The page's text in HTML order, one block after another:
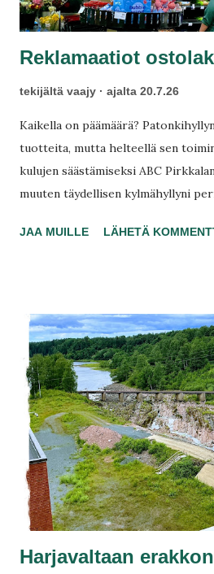
Reklamaatiot
tekijältä vaajy ajalta 20.7.26
Kaikella on päämäärä?
tuotteita, mutta helteellä sen
kulujen säästämiseksi ABC
muuten täydellisen kylmähyllyni
energiankulutuksen
järjen.
JAA MUILLE LÄHETÄ
Harjavaltaan